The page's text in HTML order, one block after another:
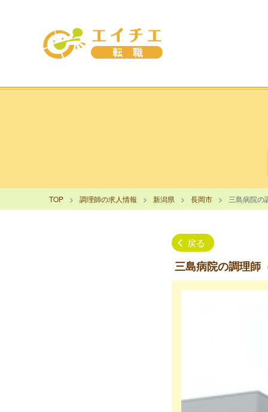
TOP 調理師の求人情報 新潟県 長岡市 三島病院の
戻る
三島病院の調理師